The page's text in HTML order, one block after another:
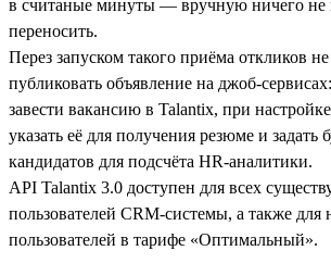
в считаные минуты — вручную ничего не
переносить.
Перез запуском такого приёма откликов не
публиковать объявление на джоб-
завести вакансию в Talantix, при
указать её для получения резюме и задать
кандидатов для подсчёта HR-аналитики.
API Talantix 3.0 доступен для всех
пользователей CRM-системы, а также для
пользователей в тарифе «Оптимальный».